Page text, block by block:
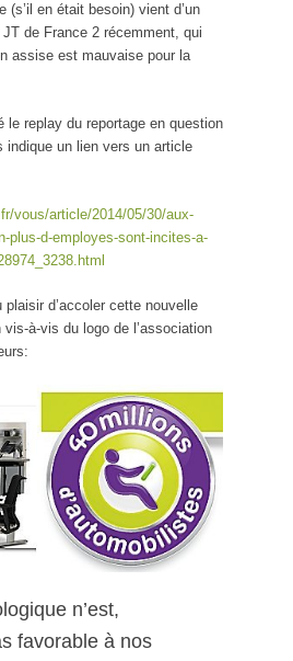
(s’il en était besoin) vient d’un
de France 2 récemment, qui
assise est mauvaise pour la
le replay du reportage en question
indique un lien vers un article
vous/article/2014/05/30/aux-
plus-d-employes-sont-incites-a-
d’accoler cette nouvelle
vis-à-vis du logo de l’association
n’est,
favorable à nos